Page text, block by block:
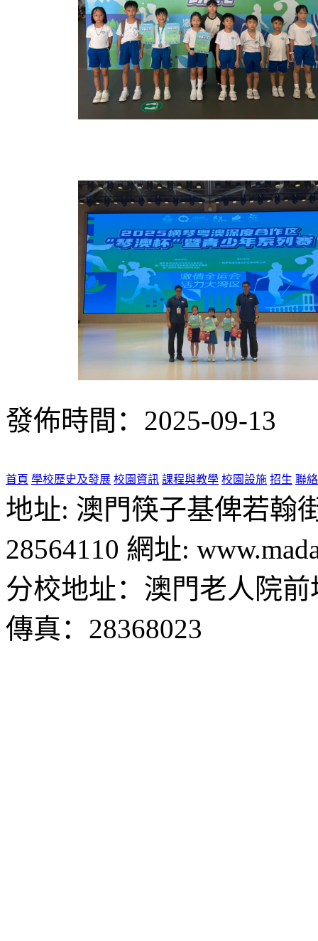
發佈時間：2025-09-13
首頁 學校歷史及發展 校園資訊 課程與教學 校園設施 招生 聯
地址: 澳門筷子基俾若翰
28564110 網址:
分校地址：澳門老人院
傳真：28368023